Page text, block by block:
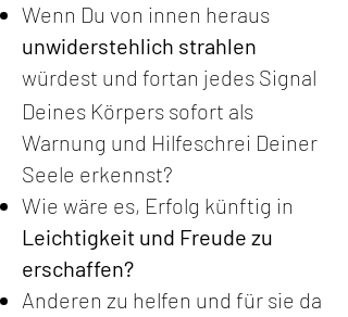
Wenn Du von innen heraus
unwiderstehlich strahlen
würdest und fortan jedes Signal
Deines Körpers sofort als
Warnung und Hilfeschrei Deiner
Seele erkennst?
Wie wäre es, Erfolg künftig in
Leichtigkeit und Freude zu
erschaffen?
Anderen zu helfen und für sie da